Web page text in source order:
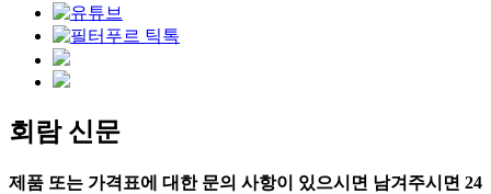
회람 신문
제품 또는 가격표에 대한 문의 사항이 있으시면 남겨주시면 24